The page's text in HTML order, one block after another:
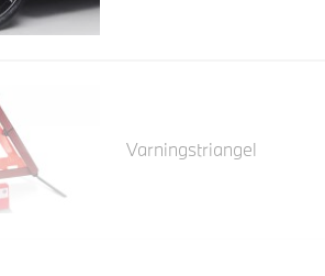
Varningstriangel